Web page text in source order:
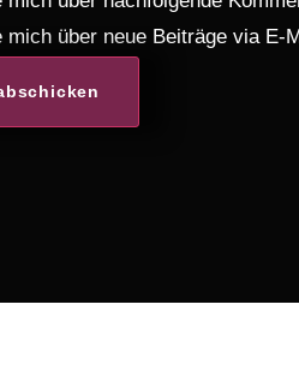
mich über neue Beiträge via E-